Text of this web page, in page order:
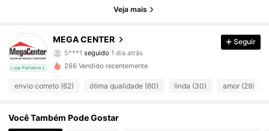
Veja mais
Loja Parceira Local
MEGA CENTER
526 Seguidores
4,89
5***1 seguido 1 dia atrás
4,89
4,89 526 Seguidores
4,89 526 Seguidores
Seguir
266 Vendido recentemente
envio correto (62) ótima qualidade (60) linda (30) amor (29)
Você Também Pode Gostar